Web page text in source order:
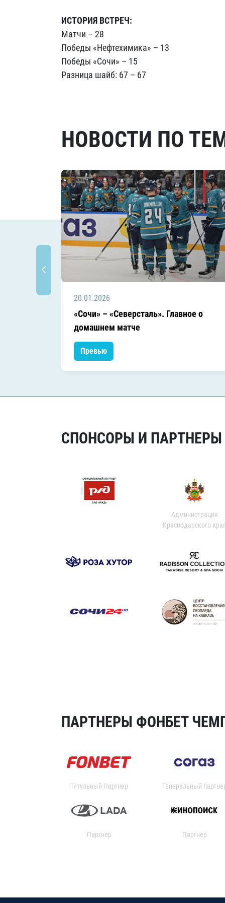
ИСТОРИЯ ВСТРЕЧ:
Матчи – 28
Победы «Нефтехимика» – 13
Победы «Сочи» – 15
Разница шайб: 67 – 67
НОВОСТИ ПО
20.01.2026
«Сочи» – «Северсталь». Главное о
домашнем матче
Превью
СПОНСОРЫ И ПАРТНЕРЫ
Администрация
Краснодарского
ПАРТНЕРЫ ФОНБЕТ
Титульный Партнер Генеральный
Партнер Партнер